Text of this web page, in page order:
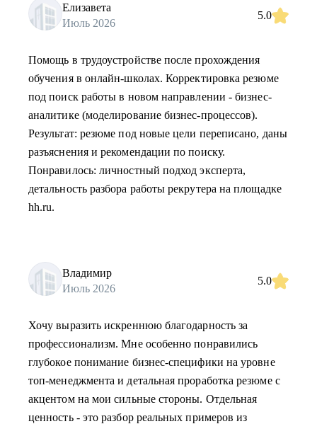
Елизавета
Июль 2026
5.0
Помощь в трудоустройстве после прохождения
обучения в онлайн-школах. Корректировка резюме
под поиск работы в новом направлении - бизнес-
аналитике (моделирование бизнес-процессов).
Результат: резюме под новые цели переписано, даны
разъяснения и рекомендации по поиску.
Понравилось: личностный подход эксперта,
детальность разбора работы рекрутера на площадке
hh.ru.
Владимир
Июль 2026
5.0
Хочу выразить искреннюю благодарность за
профессионализм. Мне особенно понравились
глубокое понимание бизнес-специфики на уровне
топ-менеджмента и детальная проработка резюме с
акцентом на мои сильные стороны. Отдельная
ценность - это разбор реальных примеров из